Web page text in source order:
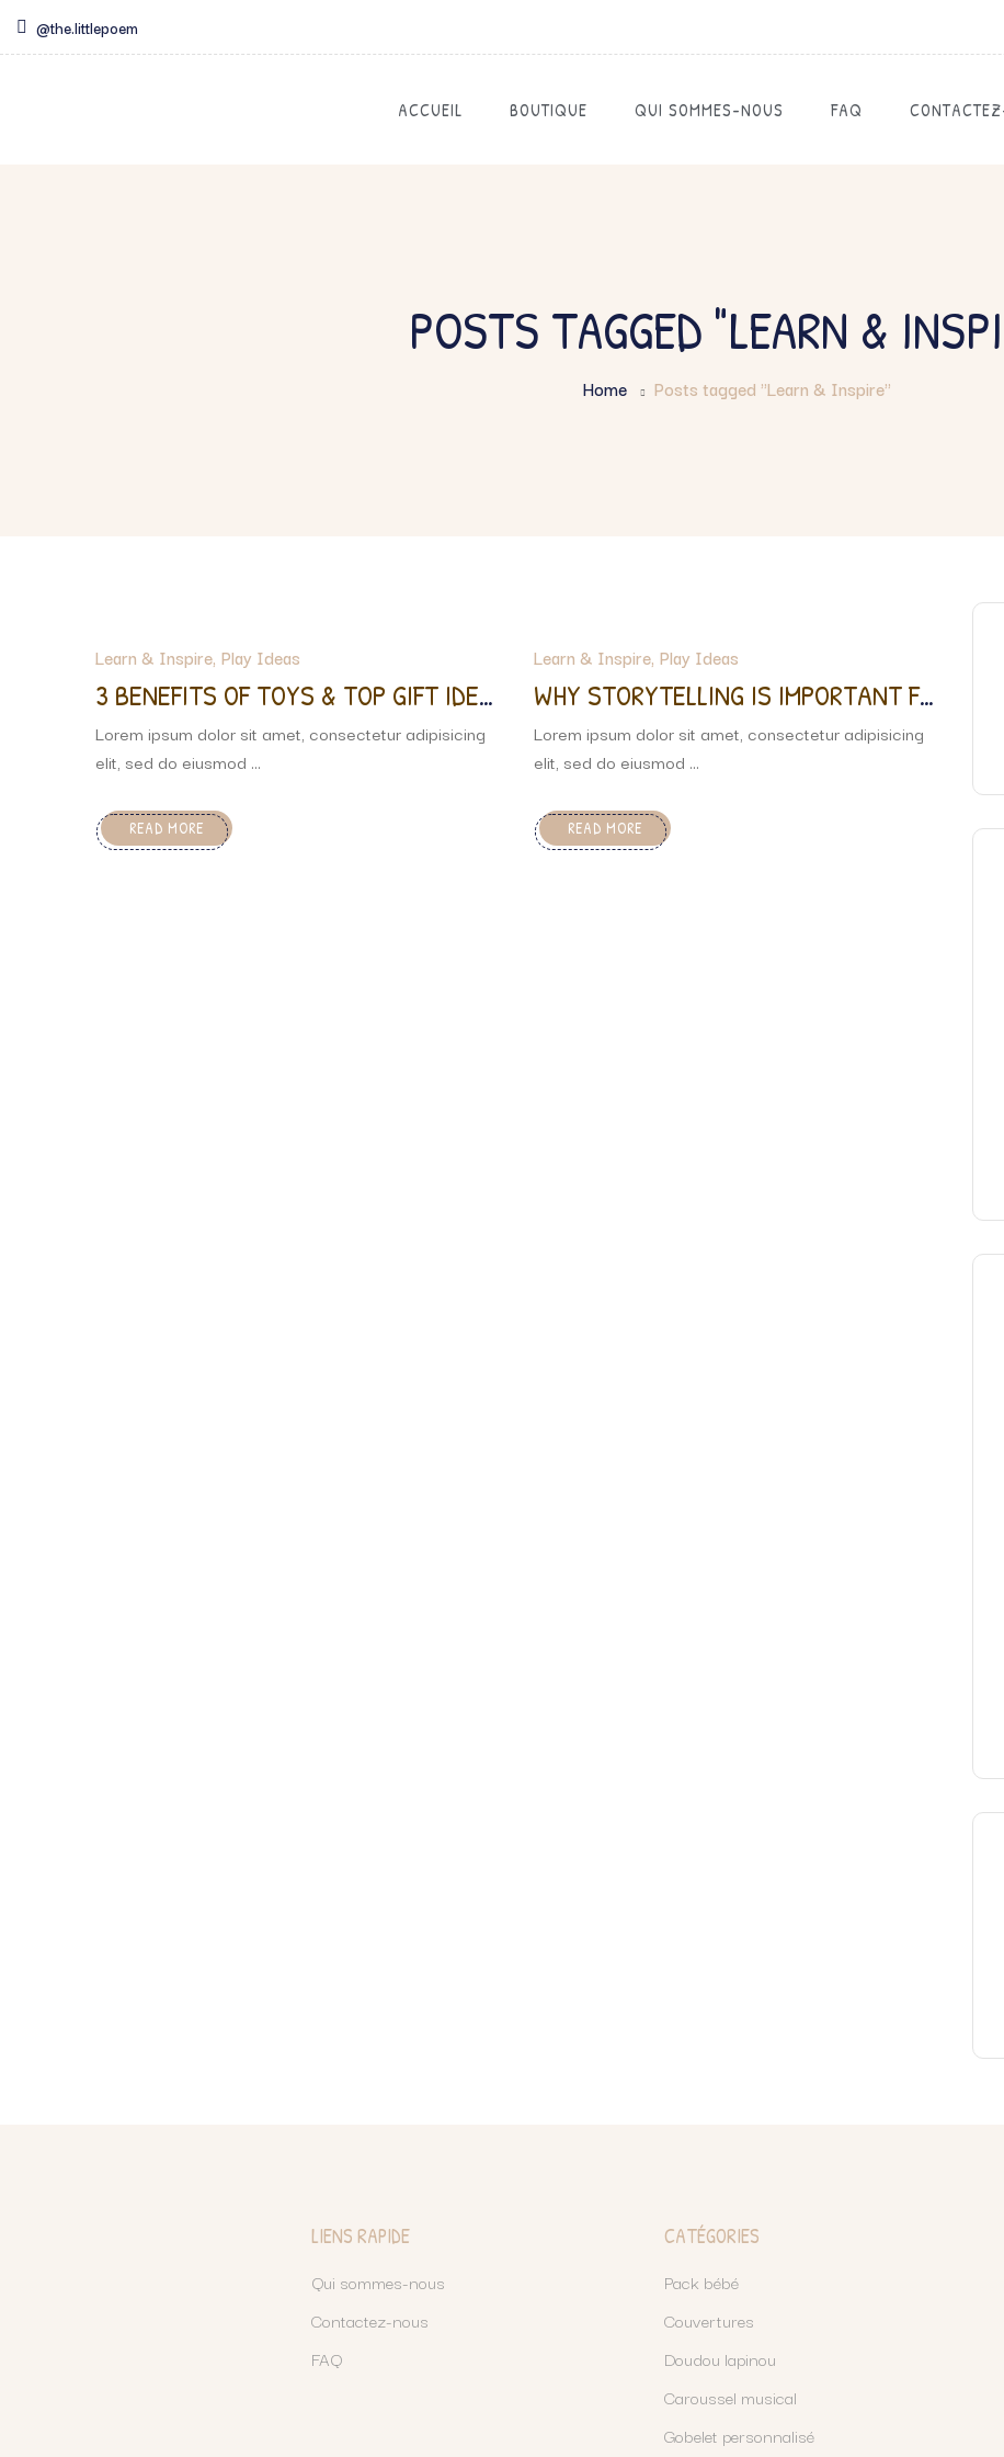
@the.littlepoem
ACCUEIL BOUTIQUE QUI SOMMES-NOUS FAQ
POSTS TAGGED "LEARN &
Home Posts tagged "Learn & Inspire"
Learn & Inspire Play Ideas
3 BENEFITS OF TOYS & TOP GIFT IDEA
S
Lorem ipsum dolor sit amet, consectetur adipisicing
elit, sed do eiusmod ...
READ MORE
Learn & Inspire Play Ideas
WHY STORYTELLING IS IMPORTANT FO
R KIDS
Lorem ipsum dolor sit amet, consectetur adipisicing
elit, sed do eiusmod ...
READ MORE
LIENS RAPIDE
Qui sommes-nous
Contactez-nous
FAQ
CATÉGORIES
Pack bébé
Couvertures
Doudou lapinou
Caroussel musical
Gobelet personnalisé